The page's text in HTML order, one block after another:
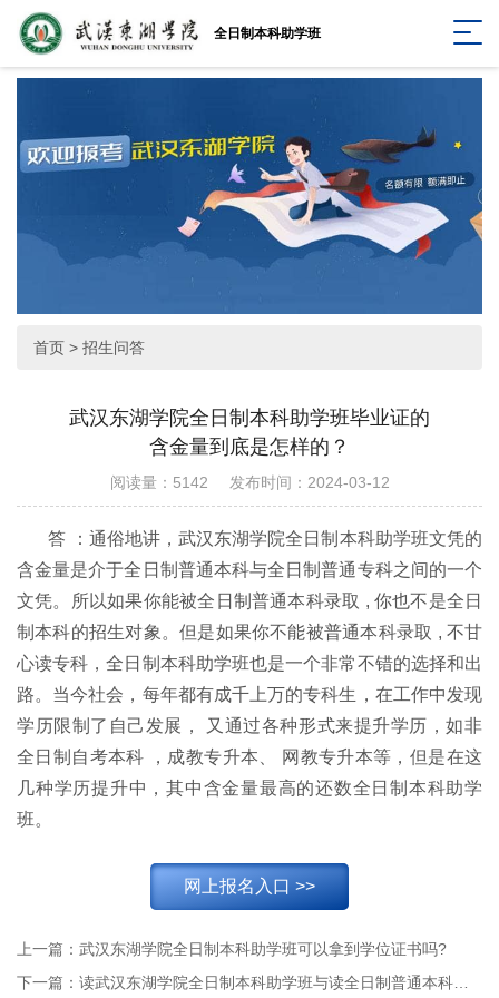
全日制本科助学班
首页 > 招生问答
武汉东湖学院全日制本科助学班毕业证的
含金量到底是怎样的？
阅读量：5142 发布时间：2024-03-12
答 ：通俗地讲，武汉东湖学院全日制本科助学班文凭的
含金量是介于全日制普通本科与全日制普通专科之间的一个
文凭。所以如果你能被全日制普通本科录取 , 你也不是全日
制本科的招生对象。但是如果你不能被普通本科录取 , 不甘
心读专科，全日制本科助学班也是一个非常不错的选择和出
路。当今社会，每年都有成千上万的专科生，在工作中发现
学历限制了自己发展， 又通过各种形式来提升学历，如非
全日制自考本科 ，成教专升本、 网教专升本等，但是在这
几种学历提升中，其中含金量最高的还数全日制本科助学
班。
网上报名入口 >>
上一篇： 武汉东湖学院全日制本科助学班可以拿到学位证书吗?
下一篇： 读武汉东湖学院全日制本科助学班与读全日制普通本科及